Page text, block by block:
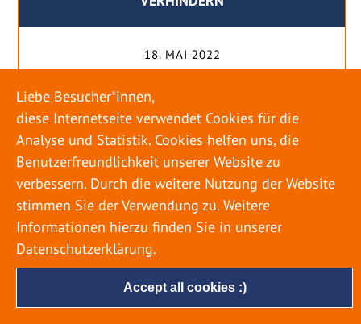
18. MAI 2022
genießen ihren Urlaub. Dabei zieht es die Einen
weiter weg, die Anderen bleiben dann doch
lieber in der Heimat. Wenn Sie für eine längere
Zeit wegfahren möchten, gibt es einige Dinge zu
beachten, damit nicht anschließend eine böse
Überraschung auf Sie wartet. Um einen
möglichst entspannten Urlaub zu […]
Accept all cookies :)
Liebe Besucher*innen,
diese Internetseite verwendet Cookies für die
Analyse und Statistik. Cookies helfen uns, die
Benutzerfreundlichkeit unserer Website zu
verbessern. Durch die weitere Nutzung der Website
stimmen Sie der Verwendung zu. Weitere
Informationen hierzu finden Sie in unserer
Datenschutzerklärung.